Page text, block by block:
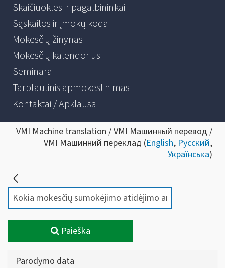
Skaičiuoklės ir pagalbininkai
Sąskaitos ir įmokų kodai
Mokesčių žinynas
Mokesčių kalendorius
Seminarai
Tarptautinis apmokestinimas
Kontaktai / Apklausa
VMI Machine translation / VMI Машинный перевод /
VMI Машинний переклад (English, Русский,
Українська)
Paieška
Parodymo data